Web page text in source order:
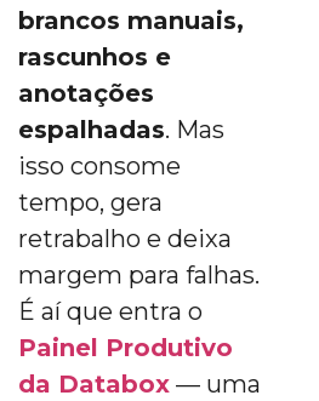
brancos manuais,
rascunhos e
anotações
espalhadas. Mas
isso consome
tempo, gera
retrabalho e deixa
margem para falhas.
É aí que entra o
Painel Produtivo
da Databox — uma